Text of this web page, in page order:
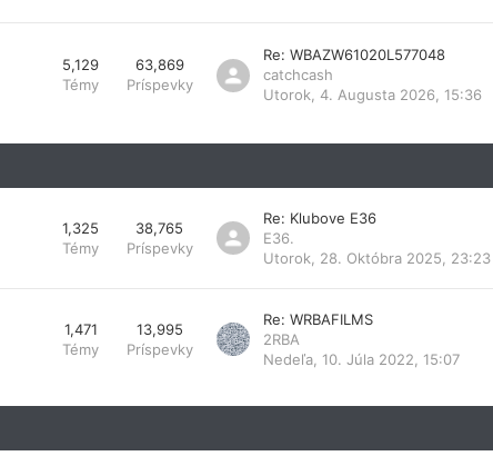
5,129
Témy
63,869
Príspevky
Re: WBAZW61020L577048
catchcash
Utorok, 4. Augusta 2026, 15:36
1,325
Témy
38,765
Príspevky
Re: Klubove E36
E36.
Utorok, 28. Októbra 2025, 23:23
1,471
Témy
13,995
Príspevky
Re: WRBAFILMS
2RBA
Nedeľa, 10. Júla 2022, 15:07